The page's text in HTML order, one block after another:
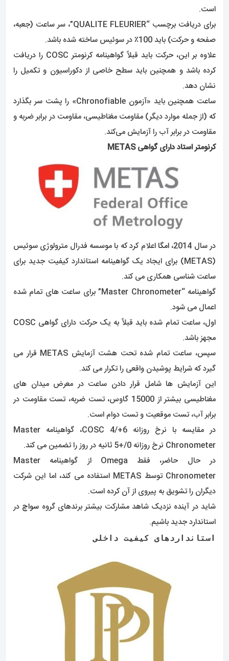
است.
برای دریافت برچسب “QUALITE FLEURIER”، سر ساعت (جعبه،
صفحه و حرکت) باید 100٪ در سوئیس ساخته شده باشد.
علاوه بر این، حرکت باید قبلاً گواهینامه کرنومتر COSC را دریافت
کرده باشد و همچنین باید سطح خاصی از دکوراسیون و تکمیل را
نشان دهد.
ساعت همچنین باید «آزمون Chronofiable» را پشت سر بگذارد
که (از جمله موارد دیگر) مقاومت مغناطیسی، مقاومت در برابر ضربه و
مقاومت در برابر آب را آزمایش می‌کند.
کرنومتر استاد دارای گواهی METAS
در سال 2014، امگا اعلام کرد که با موسسه فدرال مترولوژی سوئیس
(METAS) برای ایجاد یک گواهینامه استاندارد کیفیت جدید برای
ساعت شناسی همکاری می کند.
گواهینامه “Master Chronometer” برای ساعت های تمام شده
اعمال می شود.
اول، ساعت تمام شده باید قبلاً به یک حرکت دارای گواهی COSC
مجهز باشد.
سپس، ساعت تمام شده تحت هشت آزمایش METAS قرار می
گیرد که شرایط پوشیدن واقعی را تکرار می کند.
این آزمایش ها شامل قرار دادن ساعت در معرض میدان های
مغناطیسی بیشتر از 15000 گاوس، تست ضربه، تست مقاومت در
برابر آب، تست موقعیت و تست دوام است.
در مقایسه با نرخ روزانه COSC 4/+6، گواهینامه Master
Chronometer نرخ روزانه 0/+5 ثانیه در روز را تضمین می کند.
در حال حاضر، فقط Omega از گواهینامه Master
Chronometer توسط METAS استفاده می کند، اما این شرکت
دیگران را تشویق به پیروی از آن کرده است.
شاید در آینده نزدیک شاهد مشارکت بیشتر برندهای گروه سواچ در
استاندارد جدید باشیم.
استانداردهای کیفیت داخلی